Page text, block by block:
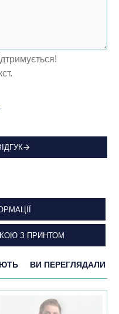
З ПРИНТОМ
ВИ ПЕРЕГЛЯДАЛИ